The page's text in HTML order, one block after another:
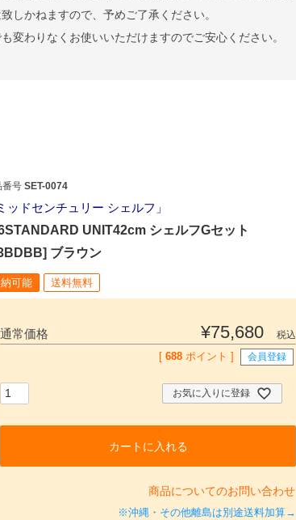
しかねますので、予めご了承ください。
変わりなくお使いいただけますのでご安心ください。
番号 SET-0074
ッドセンチュリー シェルフ
UNIT42cm シェルフGセット
ブラウン
可能 送料無料
通常価格 ¥75,680
税込
[688 ポイント ] 会員登録
お気に入りに登録
カートに入れる
商品についてのお問い合わせ
※沖縄・その他離島は別途送料加算→